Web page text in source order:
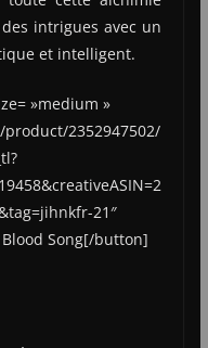
intrigues avec un
et intelligent.
»medium »
2352947502/
21″
Song[/button]